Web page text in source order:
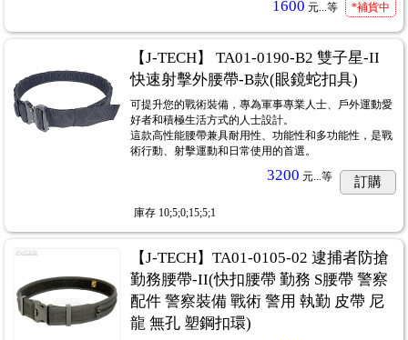
1600 元...等 *補貨中
【J-TECH】 TA01-0190-B2 雙子星-II
快速射擊外腰帶-B款(眼鏡蛇扣具)
可提升您的戰術裝備，專為軍事專業人士、戶外運動愛
好者和積極生活方式的人士設計。
這款高性能腰帶兼具耐用性、功能性和多功能性，是戰
術行動、射擊運動和日常使用的首選。
3200 元...等 訂購
庫存 10;5;0;15;5;1
【J-TECH】TA01-0105-02 逮捕者防搶
勤務腰帶-II(快扣腰帶 勤務 S腰帶 警察
配件 警察裝備 戰術 警用 執勤 皮帶 尼
龍 無孔 塑鋼扣環)